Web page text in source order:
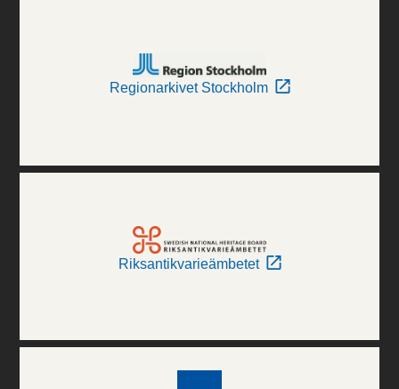
Regionarkivet Stockholm
Riksantikvarieämbetet